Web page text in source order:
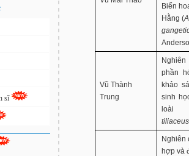
sĩ
Biến
Hằng (
Vũ Thành
Trung
phần
khảo
sinh
tiliaceus
Nghiên
hợp và